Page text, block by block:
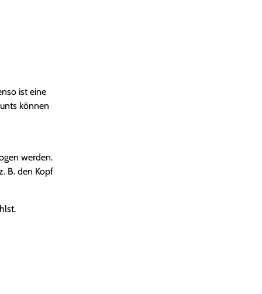
ist eine
können
werden.
B. den Kopf